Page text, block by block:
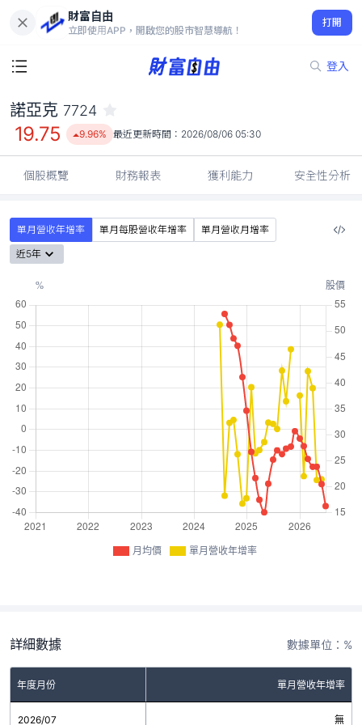
財富自由
立即使用APP，開啟您的股市智慧導航！
打開
登入
19.75
9.96%
諾亞克 7724
19.75 9.96% 最近更新時間： 2026/08/06 05:30
個股概覽 財務報表 獲利能力 安全性分析
單月營收年增率 單月每股營收年增率
單月營收月增率
近5年
月均價 單月營收年增率
詳細數據 數據單位：%
年度月份 單月營收年增率
2026/07 無